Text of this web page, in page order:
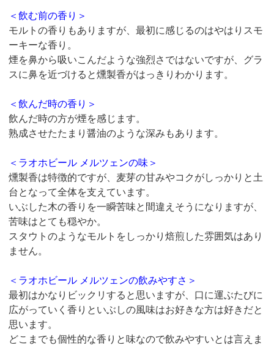
＜飲む前の香り＞
モルトの香りもありますが、最初に感じるのはやはりスモ
ーキーな香り。
煙を鼻から吸いこんだような強烈さではないですが、グラ
スに鼻を近づけると燻製香がはっきりわかります。
＜飲んだ時の香り＞
飲んだ時の方が煙を感じます。
熟成させたたまり醤油のような深みもあります。
＜ラオホビール メルツェンの味＞
燻製香は特徴的ですが、麦芽の甘みやコクがしっかりと土
台となって全体を支えています。
いぶした木の香りを一瞬苦味と間違えそうになりますが、
苦味はとても穏やか。
スタウトのようなモルトをしっかり焙煎した雰囲気はあり
ません。
＜ラオホビール メルツェンの飲みやすさ＞
最初はかなりビックリすると思いますが、口に運ぶたびに
広がっていく香りといぶしの風味はお好きな方は好きだと
思います。
どこまでも個性的な香りと味なので飲みやすいとは言えま